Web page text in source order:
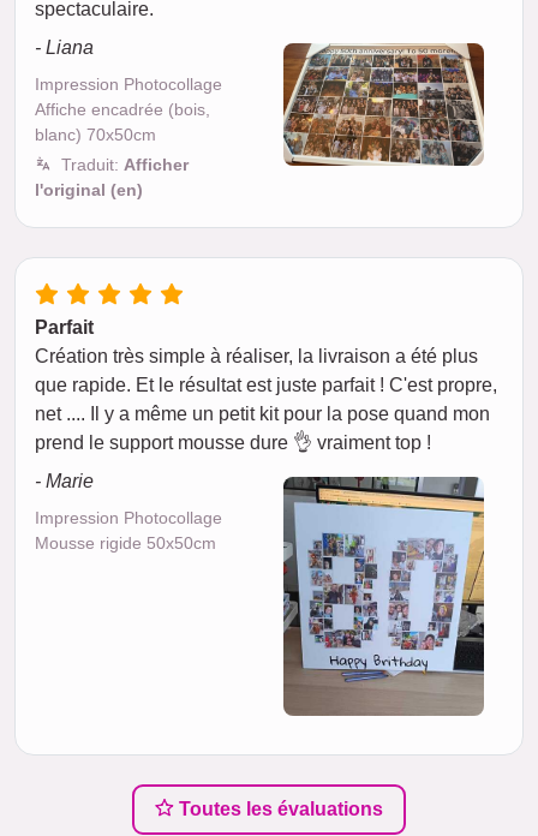
spectaculaire.
- Liana
Impression Photocollage
Affiche encadrée (bois,
blanc) 70x50cm
Traduit: Afficher
l'original (en)
Parfait
Création très simple à réaliser, la livraison a été plus
que rapide. Et le résultat est juste parfait ! C'est propre,
net .... Il y a même un petit kit pour la pose quand mon
prend le support mousse dure 👌 vraiment top !
- Marie
Impression Photocollage
Mousse rigide 50x50cm
Toutes les évaluations